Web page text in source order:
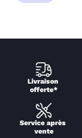
Livraison
offerte*
Service après
vente